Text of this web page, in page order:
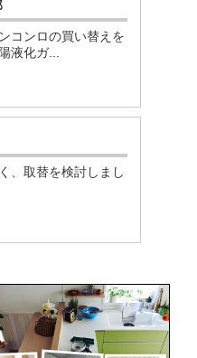
コンロの買い替えを
液化ガ...
、取替を検討しまし